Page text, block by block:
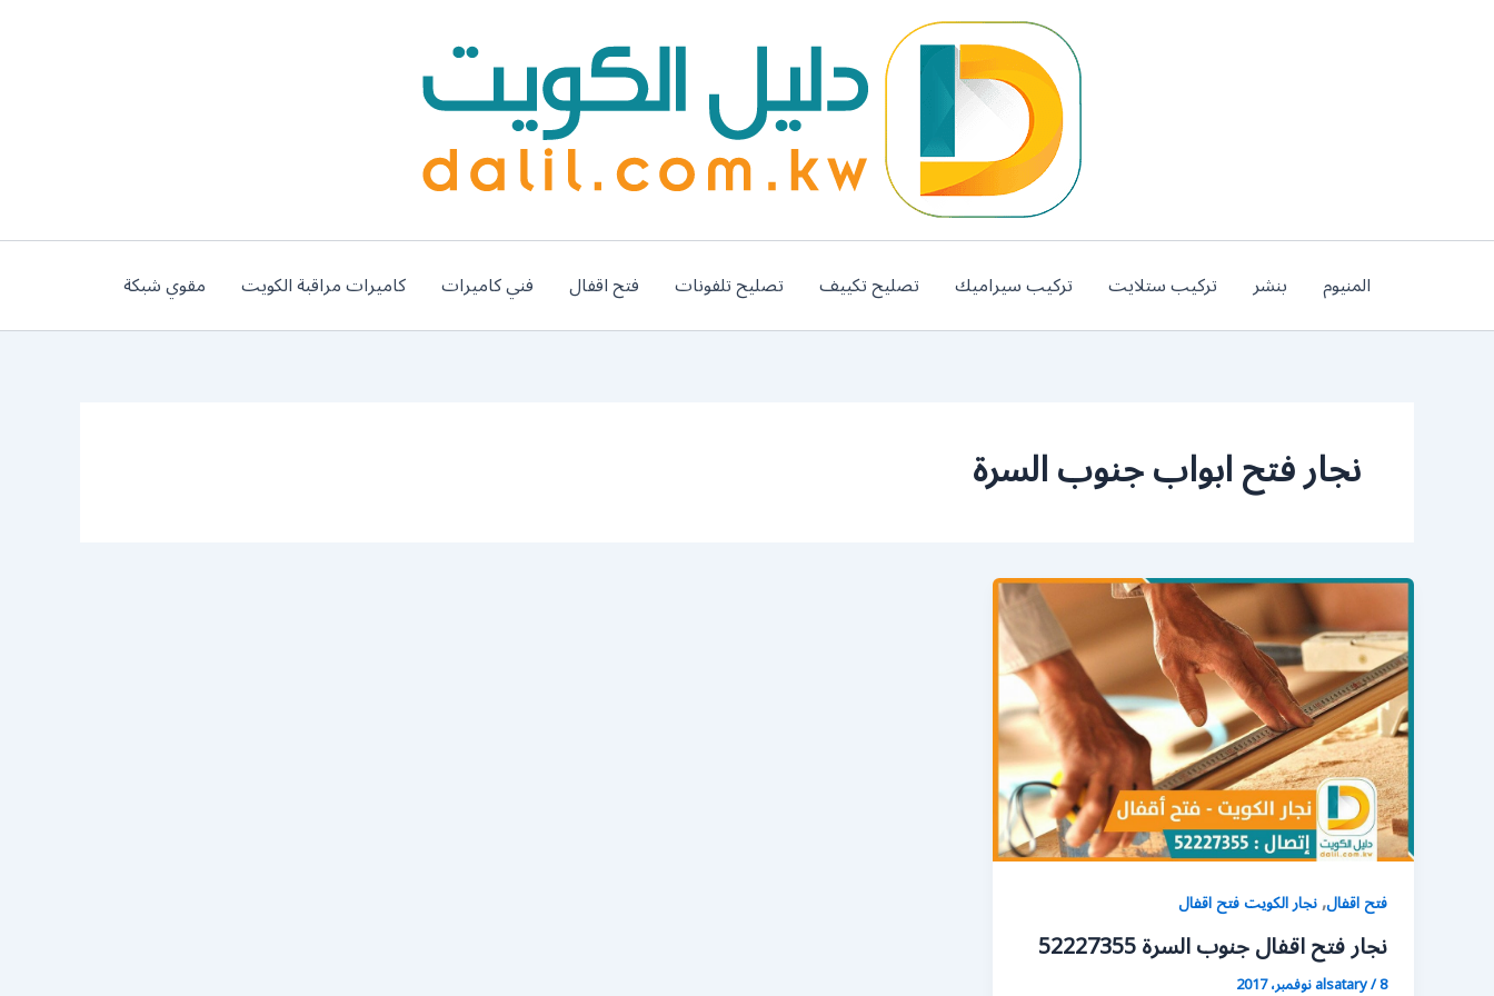
المنيوم بنشر تركيب ستلايت تركيب سيراميك تصليح تكييف تصليح تلفونات فتح اقفال فني كاميرات كاميرات مراقبة الكويت مقوي شبكة
نجار فتح ابواب جنوب السرة
فتح اقفال,نجار الكويت فتح اقفال
نجار فتح اقفال جنوب السرة 52227355
alsatary/8 نوفمبر، 2017